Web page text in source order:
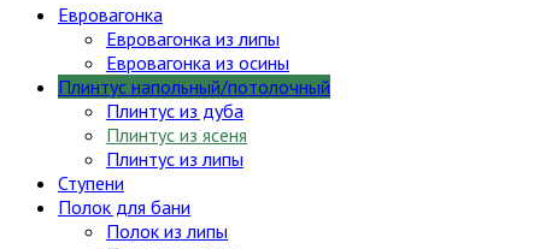
Евровагонка
Евровагонка из липы
Евровагонка из осины
Плинтус напольный/потолочный
Плинтус из дуба
Плинтус из ясеня
Плинтус из липы
Ступени
Полок для бани
Полок из липы